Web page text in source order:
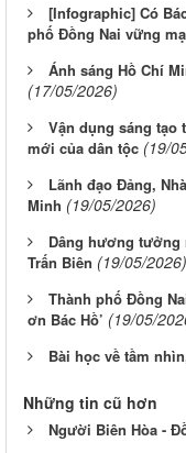
[Infographic] Có
phố Đồng Nai vững
Ánh sáng Hồ Chí
(17/05/2026)
Vận dụng sáng tạo
mới của dân tộc (19/
Lãnh đạo Đảng,
Minh (19/05/2026)
Dâng hương tưởng
Trấn Biên (19/05/2026)
Thành phố Đồng
ơn Bác Hồ’ (19/05/
Bài học về tầm
Những tin cũ hơn
Người Biên Hòa -